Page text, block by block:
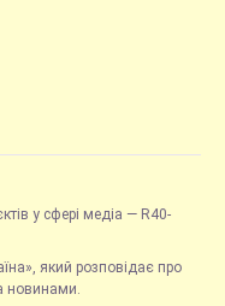
у сфері медіа — R40-
який розповідає про
новинами.